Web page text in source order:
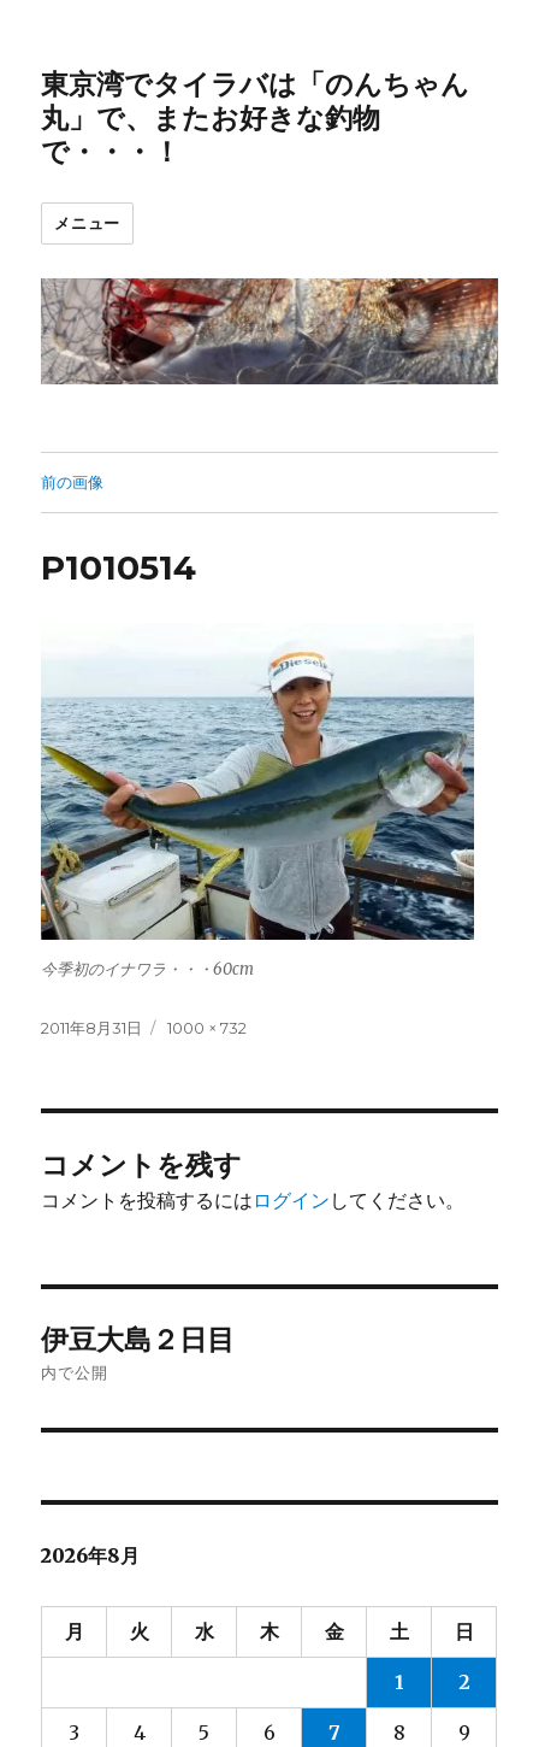
東京湾でタイラバは「のんちゃん
丸」で、またお好きな釣物
で・・・！
メニュー
前の画像
P1010514
今季初のイナワラ・・・60cm
投
2011年8月31日
フ
1000 × 732
コメントを残す
コメントを投稿するには ログイン してください。
稿
ゲ
ー
シ
ョ
ン
伊豆大島２日目
内で公開
2026年8月
月 火 水 木 金 土 日
1 2
3 4 5 6 7 8 9